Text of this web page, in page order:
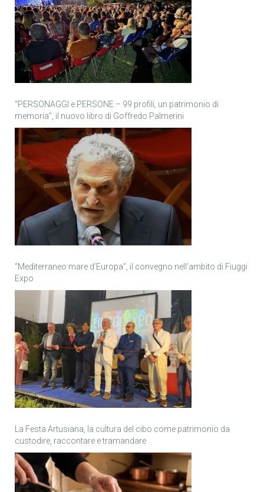
“PERSONAGGI e PERSONE – 99 profili, un patrimonio di
memoria”, il nuovo libro di Goffredo Palmerini
“Mediterraneo mare d’Europa”, il convegno nell’ambito di Fiuggi
Expo
La Festa Artusiana, la cultura del cibo come patrimonio da
custodire, raccontare e tramandare